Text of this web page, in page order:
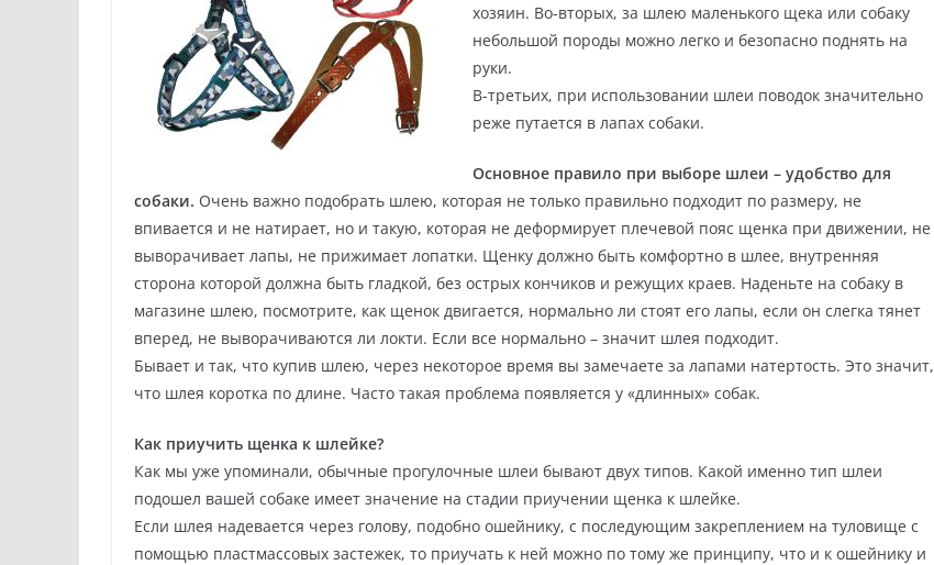
хозяин. Во-вторых, за шлею маленького щека или собаку
небольшой породы можно легко и безопасно поднять на
руки.
В-третьих, при использовании шлеи поводок значительно
реже путается в лапах собаки.
Основное правило при выборе шлеи – удобство для
собаки. Очень важно подобрать шлею, которая не только правильно подходит по размеру, не
впивается и не натирает, но и такую, которая не деформирует плечевой пояс щенка при движении, не
выворачивает лапы, не прижимает лопатки. Щенку должно быть комфортно в шлее, внутренняя
сторона которой должна быть гладкой, без острых кончиков и режущих краев. Наденьте на собаку в
магазине шлею, посмотрите, как щенок двигается, нормально ли стоят его лапы, если он слегка тянет
вперед, не выворачиваются ли локти. Если все нормально – значит шлея подходит.
Бывает и так, что купив шлею, через некоторое время вы замечаете за лапами натертость. Это значит,
что шлея коротка по длине. Часто такая проблема появляется у «длинных» собак.
Как приучить щенка к шлейке?
Как мы уже упоминали, обычные прогулочные шлеи бывают двух типов. Какой именно тип шлеи
подошел вашей собаке имеет значение на стадии приучении щенка к шлейке.
Если шлея надевается через голову, подобно ошейнику, с последующим закреплением на туловище с
помощью пластмассовых застежек, то приучать к ней можно по тому же принципу, что и к ошейнику и